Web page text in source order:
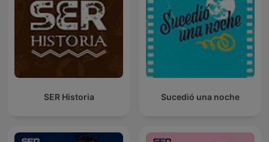
SER Historia Sucedió una noche